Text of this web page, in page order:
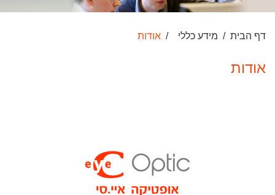
דף הבית מידע כללי אודות
אודות